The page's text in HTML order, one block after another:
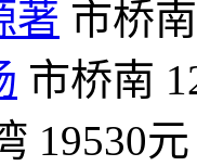
著 市桥南
市桥南
19530元